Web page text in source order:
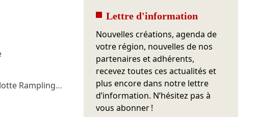
Rampling…
Lettre d'information
Nouvelles créations, agenda de
votre région, nouvelles de nos
partenaires et adhérents,
recevez toutes ces actualités et
plus encore dans notre lettre
d’information. N’hésitez pas à
vous abonner !